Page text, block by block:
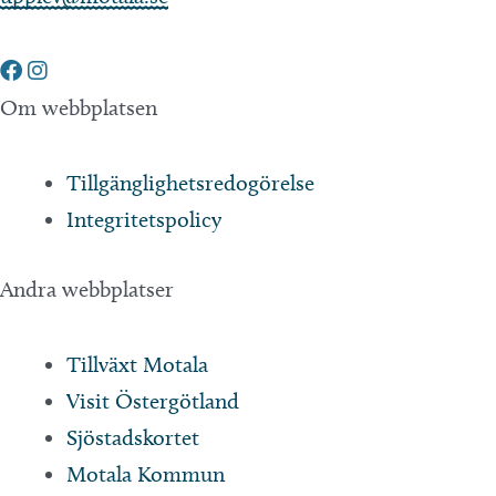
Om webbplatsen
Tillgänglighetsredogörelse
Integritetspolicy
Andra webbplatser
Tillväxt Motala
Visit Östergötland
Sjöstadskortet
Motala Kommun